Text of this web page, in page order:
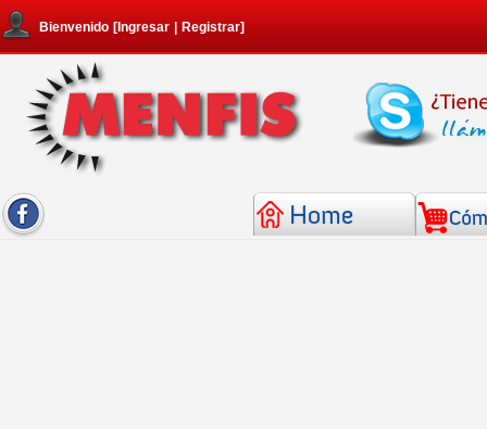
Bienvenido [ Ingresar Registrar]